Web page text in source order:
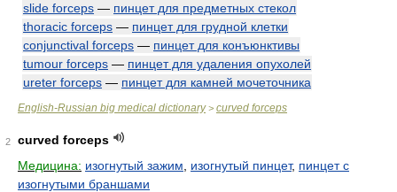
slide forceps — пинцет для предметных стекол
thoracic forceps — пинцет для грудной клетки
conjunctival forceps — пинцет для конъюнктивы
tumour forceps — пинцет для удаления опухолей
ureter forceps — пинцет для камней мочеточника
English-Russian big medical dictionary> curved forceps
2
curved forceps
Медицина: изогнутый зажим изогнутый пинцет, пинцет с
изогнутыми браншами